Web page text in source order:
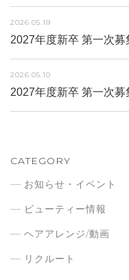
2026.05.19
2027年度新卒 第一次募
2026.05.10
2027年度新卒 第一次募
CATEGORY
お知らせ・イベント
ビューティー情報
ヘアアレンジ/動画
リクルート